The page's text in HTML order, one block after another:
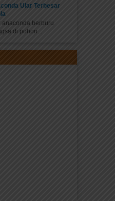
Ular Terbesar
anaconda berburu
di pohon...